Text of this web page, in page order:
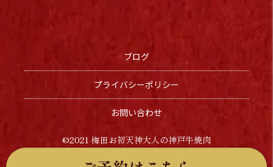
ブログ
プライバシーポリシー
お問い合わせ
©︎2021 梅田お初天神大人の神戸牛焼肉